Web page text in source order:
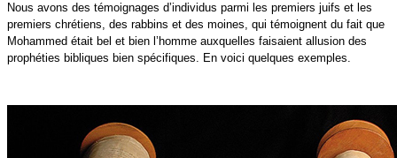
Nous avons des témoignages d’individus parmi les premiers juifs et les
premiers chrétiens, des rabbins et des moines, qui témoignent du fait que
Mohammed était bel et bien l’homme auxquelles faisaient allusion des
prophéties bibliques bien spécifiques. En voici quelques exemples.